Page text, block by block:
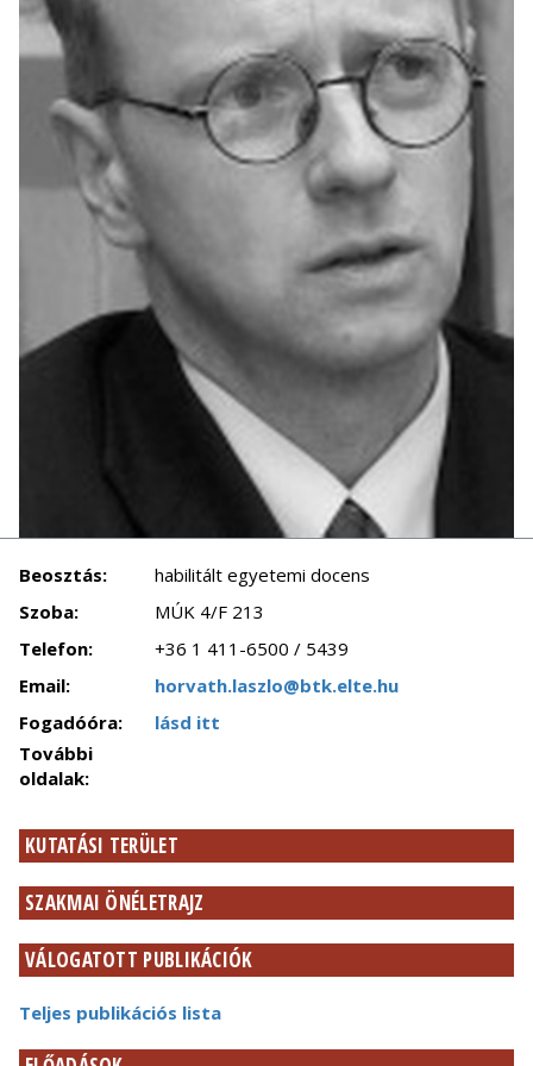
Beosztás:
habilitált egyetemi docens
Szoba:
MÚK 4/F 213
Telefon:
+36 1 411-6500 / 5439
Email:
horvath.laszlo@btk.elte.hu
Fogadóóra:
lásd itt
További
oldalak:
KUTATÁSI TERÜLET
SZAKMAI ÖNÉLETRAJZ
VÁLOGATOTT PUBLIKÁCIÓK
Teljes publikációs lista